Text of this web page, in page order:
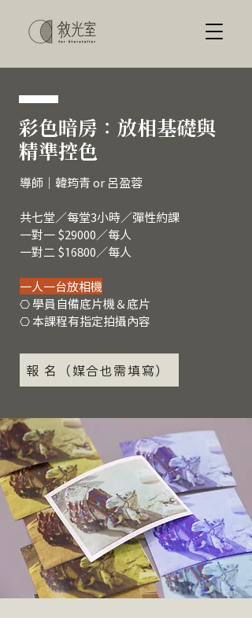
彩色暗房：放相基礎與
精準控色
導師｜韓筠青 or 呂盈蓉
共七堂／每堂3小時／彈性約課
一對一 $29000／每人
​一對二 $16800／每人
一人一台放相機
⎔ 學員自備底片機＆底片
⎔ 本課程有指定拍攝內容
報 名（媒合也需填寫）